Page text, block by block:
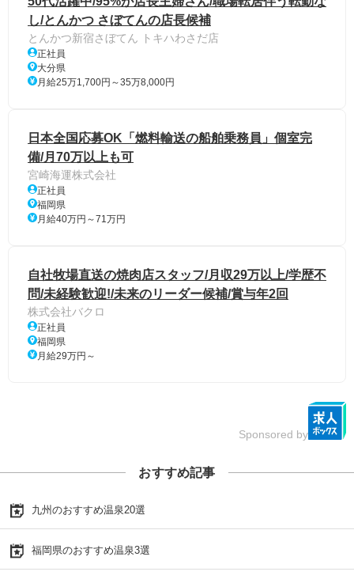
し/とんかつ さぼてんの店長候補
とんかつ新宿さぼてん トキハわさだ店
正社員
大分県
月給25万1,700円～35万8,000円
日本全国応募OK「燃料輸送の船舶乗務員」個室完
備/月70万以上も可
宮崎海運株式会社
正社員
福岡県
月給40万円～71万円
自社牧場直送の焼肉店スタッフ/月収29万以上/学歴不
問/未経験歓迎!/未来のリーダー候補/賞与年2回
株式会社バクロ
正社員
福岡県
月給29万円～
Sponsored by
おすすめ記事
九州のおすすめ温泉20選
福岡県のおすすめ温泉3選